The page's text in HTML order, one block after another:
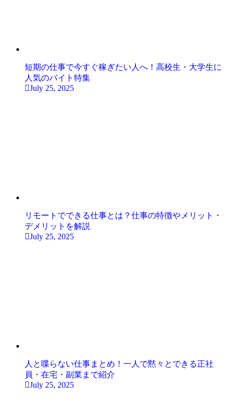
短期の仕事で今すぐ稼ぎたい人へ！高校生・大学生に
人気のバイト特集
July 25, 2025
リモートでできる仕事とは？仕事の特徴やメリット・
デメリットを解説
July 25, 2025
人と喋らない仕事まとめ！一人で黙々とできる正社
員・在宅・副業まで紹介
July 25, 2025